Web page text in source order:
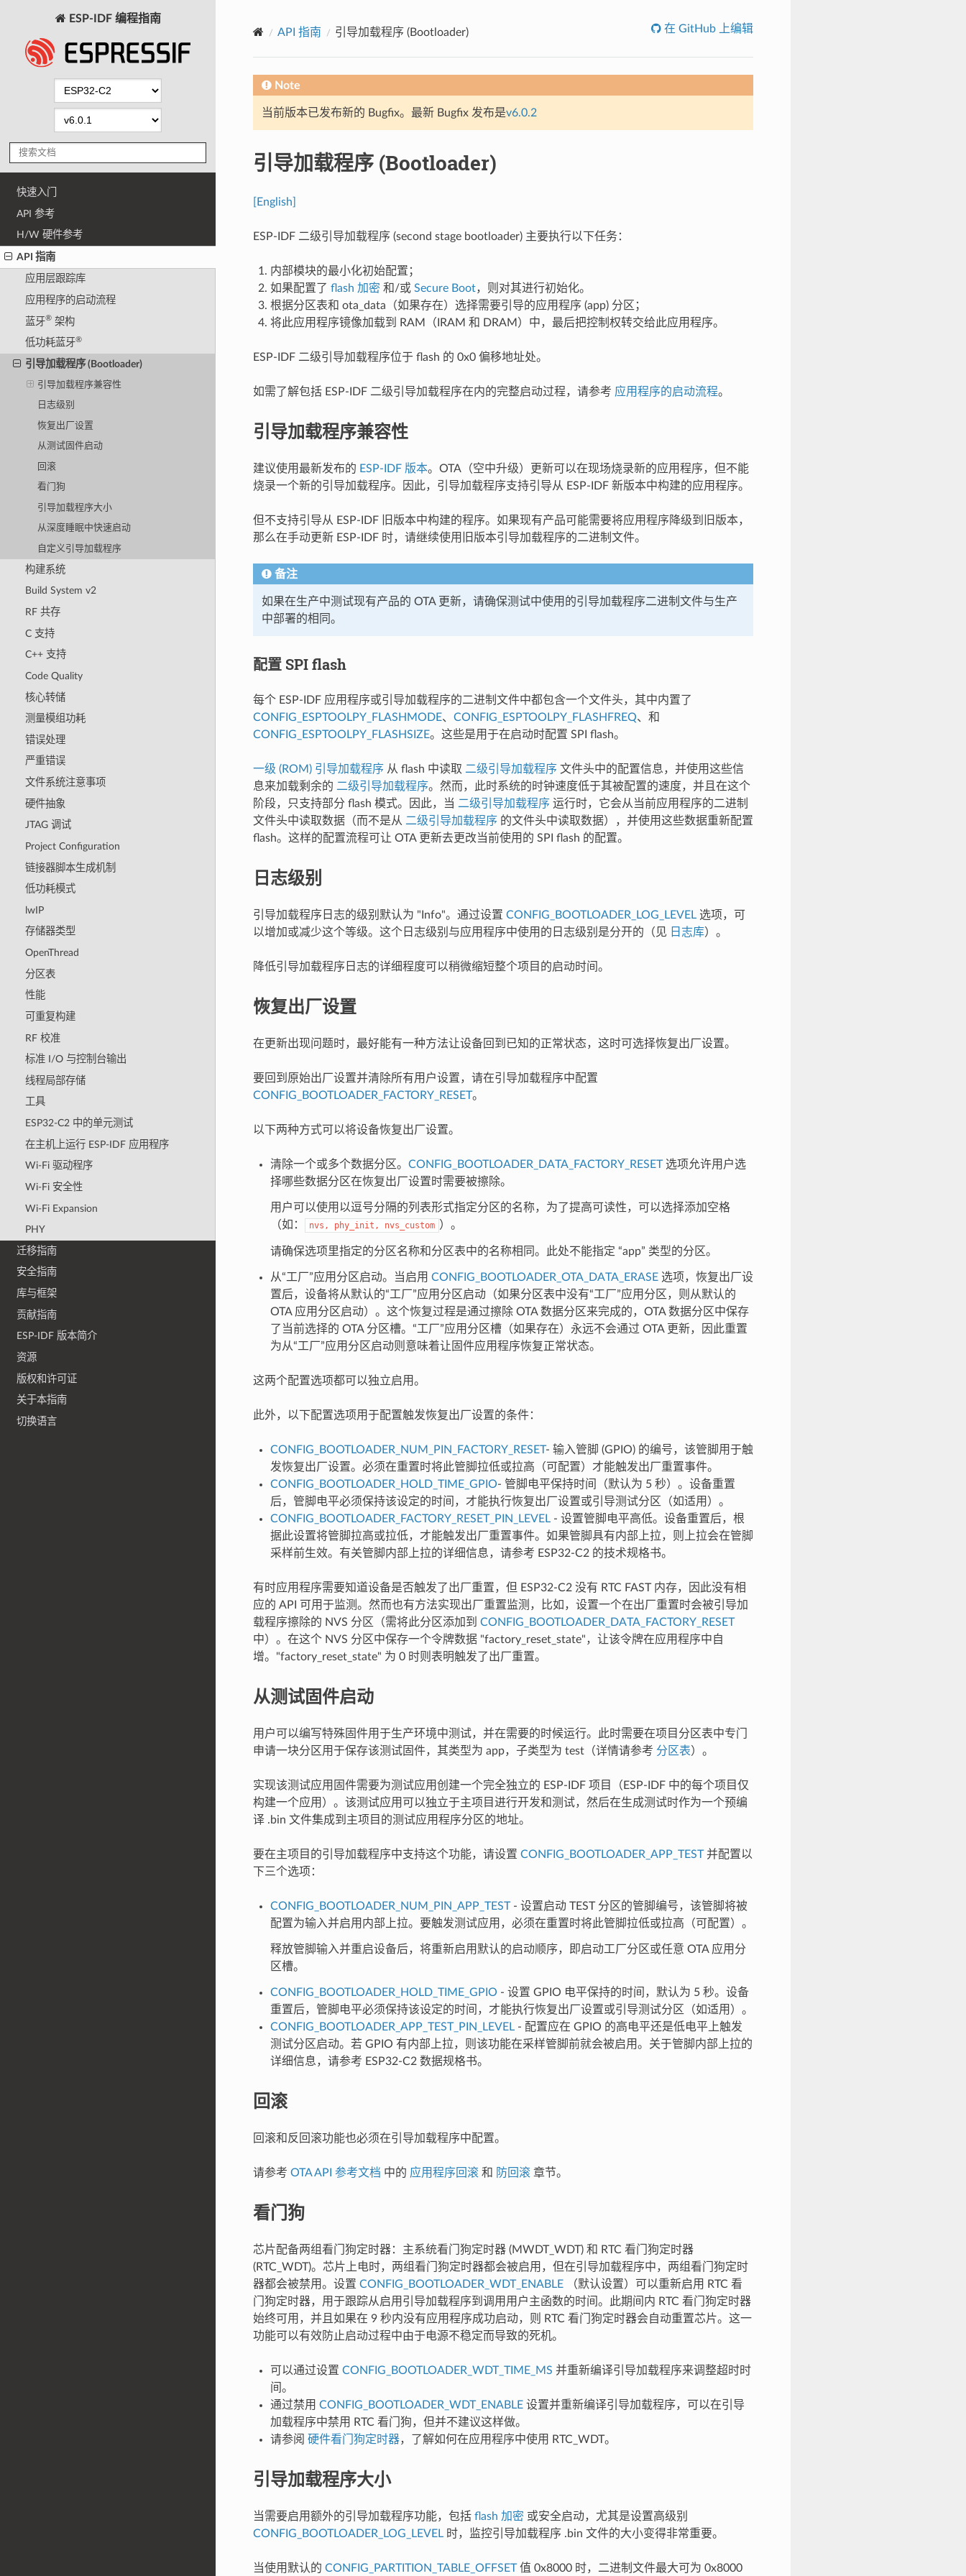
ESP-IDF 编程指南
快速入门
API 参考
H/W 硬件参考
API 指南
应用层跟踪库
应用程序的启动流程
蓝牙®架构
低功耗蓝牙®
引导加载程序 (Bootloader)
引导加载程序兼容性
日志级别
恢复出厂设置
从测试固件启动
回滚
看门狗
引导加载程序大小
从深度睡眠中快速启动
自定义引导加载程序
构建系统
Build System v2
RF 共存
C 支持
C++ 支持
Code Quality
核心转储
测量模组功耗
错误处理
严重错误
文件系统注意事项
硬件抽象
JTAG 调试
Project Configuration
链接器脚本生成机制
低功耗模式
lwIP
存储器类型
OpenThread
分区表
性能
可重复构建
RF 校准
标准 I/O 与控制台输出
线程局部存储
工具
ESP32-C2 中的单元测试
在主机上运行 ESP-IDF 应用程序
Wi-Fi 驱动程序
Wi-Fi 安全性
Wi-Fi Expansion
PHY
迁移指南
安全指南
库与框架
贡献指南
ESP-IDF 版本简介
资源
版权和许可证
关于本指南
切换语言
API 指南 引导加载程序 (Bootloader) 在 GitHub 上编辑
Note
当前版本已发布新的 Bugfix。最新 Bugfix 发布是v6.0.2
引导加载程序 (Bootloader)
[English]
ESP-IDF 二级引导加载程序 (second stage bootloader) 主要执行以下任务：
内部模块的最小化初始配置；
如果配置了 flash 加密 和/或 Secure Boot，则对其进行初始化。
根据分区表和 ota_data（如果存在）选择需要引导的应用程序 (app) 分区；
将此应用程序镜像加载到 RAM（IRAM 和 DRAM）中，最后把控制权转交给此应用程序。
ESP-IDF 二级引导加载程序位于 flash 的 0x0 偏移地址处。
如需了解包括 ESP-IDF 二级引导加载程序在内的完整启动过程，请参考 应用程序的启动流程。
引导加载程序兼容性
建议使用最新发布的 ESP-IDF 版本。OTA（空中升级）更新可以在现场烧录新的应用程序，但不能
烧录一个新的引导加载程序。因此，引导加载程序支持引导从 ESP-IDF 新版本中构建的应用程序。
但不支持引导从 ESP-IDF 旧版本中构建的程序。如果现有产品可能需要将应用程序降级到旧版本，
那么在手动更新 ESP-IDF 时，请继续使用旧版本引导加载程序的二进制文件。
备注
如果在生产中测试现有产品的 OTA 更新，请确保测试中使用的引导加载程序二进制文件与生产
中部署的相同。
配置 SPI flash
每个 ESP-IDF 应用程序或引导加载程序的二进制文件中都包含一个文件头，其中内置了
CONFIG_ESPTOOLPY_FLASHMODE、 CONFIG_ESPTOOLPY_FLASHFREQ、和
CONFIG_ESPTOOLPY_FLASHSIZE。这些是用于在启动时配置 SPI flash。
一级 (ROM) 引导加载程序 从 flash 中读取 二级引导加载程序 文件头中的配置信息，并使用这些信
息来加载剩余的 二级引导加载程序。然而，此时系统的时钟速度低于其被配置的速度，并且在这个
阶段，只支持部分 flash 模式。因此，当 二级引导加载程序 运行时，它会从当前应用程序的二进制
文件头中读取数据（而不是从 二级引导加载程序 的文件头中读取数据），并使用这些数据重新配置
flash。这样的配置流程可让 OTA 更新去更改当前使用的 SPI flash 的配置。
日志级别
引导加载程序日志的级别默认为 "Info"。通过设置 CONFIG_BOOTLOADER_LOG_LEVEL选项，可
以增加或减少这个等级。这个日志级别与应用程序中使用的日志级别是分开的（见 日志库）。
降低引导加载程序日志的详细程度可以稍微缩短整个项目的启动时间。
恢复出厂设置
在更新出现问题时，最好能有一种方法让设备回到已知的正常状态，这时可选择恢复出厂设置。
要回到原始出厂设置并清除所有用户设置，请在引导加载程序中配置
CONFIG_BOOTLOADER_FACTORY_RESET。
以下两种方式可以将设备恢复出厂设置。
清除一个或多个数据分区。 CONFIG_BOOTLOADER_DATA_FACTORY_RESET选项允许用户选
择哪些数据分区在恢复出厂设置时需要被擦除。
用户可以使用以逗号分隔的列表形式指定分区的名称，为了提高可读性，可以选择添加空格
（如：
nvs, phy_init, nvs_custom ）。
请确保选项里指定的分区名称和分区表中的名称相同。此处不能指定 “app” 类型的分区。
从“工厂”应用分区启动。当启用 CONFIG_BOOTLOADER_OTA_DATA_ERASE选项，恢复出厂设
置后，设备将从默认的“工厂”应用分区启动（如果分区表中没有“工厂”应用分区，则从默认的
OTA 应用分区启动）。这个恢复过程是通过擦除 OTA 数据分区来完成的，OTA 数据分区中保存
了当前选择的 OTA 分区槽。“工厂”应用分区槽（如果存在）永远不会通过 OTA 更新，因此重置
为从“工厂”应用分区启动则意味着让固件应用程序恢复正常状态。
这两个配置选项都可以独立启用。
此外，以下配置选项用于配置触发恢复出厂设置的条件：
CONFIG_BOOTLOADER_NUM_PIN_FACTORY_RESET- 输入管脚 (GPIO) 的编号，该管脚用于触
发恢复出厂设置。必须在重置时将此管脚拉低或拉高（可配置）才能触发出厂重置事件。
CONFIG_BOOTLOADER_HOLD_TIME_GPIO- 管脚电平保持时间（默认为 5 秒）。设备重置
后，管脚电平必须保持该设定的时间，才能执行恢复出厂设置或引导测试分区（如适用）。
CONFIG_BOOTLOADER_FACTORY_RESET_PIN_LEVEL- 设置管脚电平高低。设备重置后，根
据此设置将管脚拉高或拉低，才能触发出厂重置事件。如果管脚具有内部上拉，则上拉会在管脚
采样前生效。有关管脚内部上拉的详细信息，请参考 ESP32-C2 的技术规格书。
有时应用程序需要知道设备是否触发了出厂重置，但 ESP32-C2 没有 RTC FAST 内存，因此没有相
应的 API 可用于监测。然而也有方法实现出厂重置监测，比如，设置一个在出厂重置时会被引导加
载程序擦除的 NVS 分区（需将此分区添加到 CONFIG_BOOTLOADER_DATA_FACTORY_RESET
中）。在这个 NVS 分区中保存一个令牌数据 "factory_reset_state"，让该令牌在应用程序中自
增。"factory_reset_state" 为 0 时则表明触发了出厂重置。
从测试固件启动
用户可以编写特殊固件用于生产环境中测试，并在需要的时候运行。此时需要在项目分区表中专门
申请一块分区用于保存该测试固件，其类型为 app，子类型为 test（详情请参考 分区表）。
实现该测试应用固件需要为测试应用创建一个完全独立的 ESP-IDF 项目（ESP-IDF 中的每个项目仅
构建一个应用）。该测试应用可以独立于主项目进行开发和测试，然后在生成测试时作为一个预编
译 .bin 文件集成到主项目的测试应用程序分区的地址。
要在主项目的引导加载程序中支持这个功能，请设置 CONFIG_BOOTLOADER_APP_TEST并配置以
下三个选项：
CONFIG_BOOTLOADER_NUM_PIN_APP_TEST- 设置启动 TEST 分区的管脚编号，该管脚将被
配置为输入并启用内部上拉。要触发测试应用，必须在重置时将此管脚拉低或拉高（可配置）。
释放管脚输入并重启设备后，将重新启用默认的启动顺序，即启动工厂分区或任意 OTA 应用分
区槽。
CONFIG_BOOTLOADER_HOLD_TIME_GPIO - 设置 GPIO 电平保持的时间，默认为 5 秒。设备
重置后，管脚电平必须保持该设定的时间，才能执行恢复出厂设置或引导测试分区（如适用）。
CONFIG_BOOTLOADER_APP_TEST_PIN_LEVEL- 配置应在 GPIO 的高电平还是低电平上触发
测试分区启动。若 GPIO 有内部上拉，则该功能在采样管脚前就会被启用。关于管脚内部上拉的
详细信息，请参考 ESP32-C2 数据规格书。
回滚
回滚和反回滚功能也必须在引导加载程序中配置。
请参考 OTA API 参考文档 中的 应用程序回滚 和 防回滚 章节。
看门狗
芯片配备两组看门狗定时器：主系统看门狗定时器 (MWDT_WDT) 和 RTC 看门狗定时器
(RTC_WDT)。芯片上电时，两组看门狗定时器都会被启用，但在引导加载程序中，两组看门狗定时
器都会被禁用。设置 CONFIG_BOOTLOADER_WDT_ENABLE（默认设置）可以重新启用 RTC 看
门狗定时器，用于跟踪从启用引导加载程序到调用用户主函数的时间。此期间内 RTC 看门狗定时器
始终可用，并且如果在 9 秒内没有应用程序成功启动，则 RTC 看门狗定时器会自动重置芯片。这一
功能可以有效防止启动过程中由于电源不稳定而导致的死机。
可以通过设置 CONFIG_BOOTLOADER_WDT_TIME_MS 并重新编译引导加载程序来调整超时时
间。
通过禁用 CONFIG_BOOTLOADER_WDT_ENABLE设置并重新编译引导加载程序，可以在引导
加载程序中禁用 RTC 看门狗，但并不建议这样做。
请参阅 硬件看门狗定时器，了解如何在应用程序中使用 RTC_WDT。
引导加载程序大小
当需要启用额外的引导加载程序功能，包括 flash 加密 或安全启动，尤其是设置高级别
CONFIG_BOOTLOADER_LOG_LEVEL时，监控引导加载程序 .bin 文件的大小变得非常重要。
当使用默认的 CONFIG_PARTITION_TABLE_OFFSET值 0x8000 时，二进制文件最大可为 0x8000